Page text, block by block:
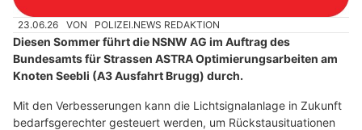
23.06.26 VON POLIZEI.NEWS REDAKTION
Diesen Sommer führt die NSNW AG im Auftrag des
Bundesamts für Strassen ASTRA Optimierungsarbeiten am
Knoten Seebli (A3 Ausfahrt Brugg) durch.
Mit den Verbesserungen kann die Lichtsignalanlage in Zukunft
bedarfsgerechter gesteuert werden, um Rückstausituationen